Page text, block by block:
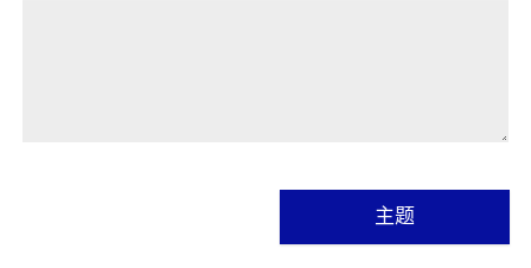
主题